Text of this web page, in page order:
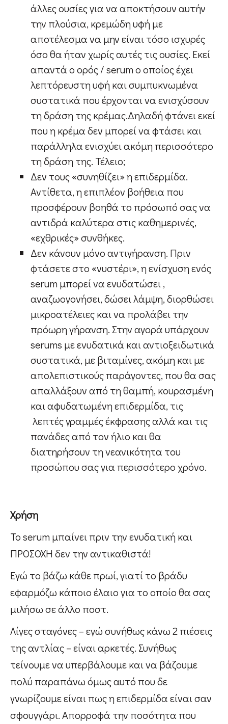
άλλες ουσίες για να αποκτήσουν αυτήν
την πλούσια, κρεμώδη υφή με
αποτέλεσμα να μην είναι τόσο ισχυρές
όσο θα ήταν χωρίς αυτές τις ουσίες. Εκεί
απαντά ο ορός / serum ο οποίος έχει
λεπτόρευστη υφή και συμπυκνωμένα
συστατικά που έρχονται να ενισχύσουν
τη δράση της κρέμας.Δηλαδή φτάνει εκεί
που η κρέμα δεν μπορεί να φτάσει και
παράλληλα ενισχύει ακόμη περισσότερο
τη δράση της. Τέλειο;
Δεν τους «συνηθίζει» η επιδερμίδα.
Αντίθετα, η επιπλέον βοήθεια που
προσφέρουν βοηθά το πρόσωπό σας να
αντιδρά καλύτερα στις καθημερινές,
«εχθρικές» συνθήκες.
Δεν κάνουν μόνο αντιγήρανση. Πριν
φτάσετε στο «νυστέρι», η ενίσχυση ενός
serum μπορεί να ενυδατώσει ,
αναζωογονήσει, δώσει λάμψη, διορθώσει
μικροατέλειες και να προλάβει την
πρόωρη γήρανση. Στην αγορά υπάρχουν
serums με ενυδατικά και αντιοξειδωτικά
συστατικά, με βιταμίνες, ακόμη και με
απολεπιστικούς παράγοντες, που θα σας
απαλλάξουν από τη θαμπή, κουρασμένη
και αφυδατωμένη επιδερμίδα, τις
λεπτές γραμμές έκφρασης αλλά και τις
πανάδες από τον ήλιο και θα
διατηρήσουν τη νεανικότητα του
προσώπου σας για περισσότερο χρόνο.
Χρήση
Το serum μπαίνει πριν την ενυδατική και
ΠΡΟΣΟΧΗ δεν την αντικαθιστά!
Εγώ το βάζω κάθε πρωί, γιατί το βράδυ
εφαρμόζω κάποιο έλαιο για το οποίο θα σας
μιλήσω σε άλλο ποστ.
Λίγες σταγόνες – εγώ συνήθως κάνω 2 πιέσεις
της αντλίας – είναι αρκετές. Συνήθως
τείνουμε να υπερβάλουμε και να βάζουμε
πολύ παραπάνω όμως αυτό που δε
γνωρίζουμε είναι πως η επιδερμίδα είναι σαν
σφουγγάρι. Απορροφά την ποσότητα που